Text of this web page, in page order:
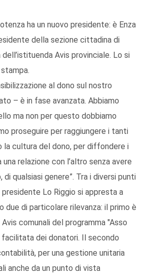
ha un nuovo presidente: è Enza
della sezione cittadina di
Avis provinciale. Lo si
al dono sul nostro
– è in fase avanzata. Abbiamo
ma non per questo dobbiamo
proseguire per raggiungere i tanti
la cultura del dono, per diffondere i
relazione con l’altro senza avere
qualsiasi genere”. Tra i diversi punti
Lo Riggio si appresta a
due di particolare rilevanza: il primo è
comunali del programma "Asso
dei donatori. Il secondo
per una gestione unitaria
anche da un punto di vista